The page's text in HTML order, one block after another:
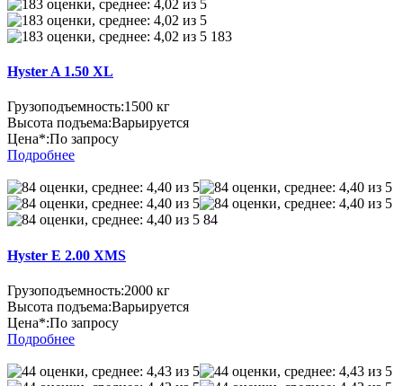
183
Hyster A 1.50 XL
Грузоподъемность:1500 кг
Высота подъема:Варьируется
Цена*:По запросу
Подробнее
84
Hyster E 2.00 XMS
Грузоподъемность:2000 кг
Высота подъема:Варьируется
Цена*:По запросу
Подробнее